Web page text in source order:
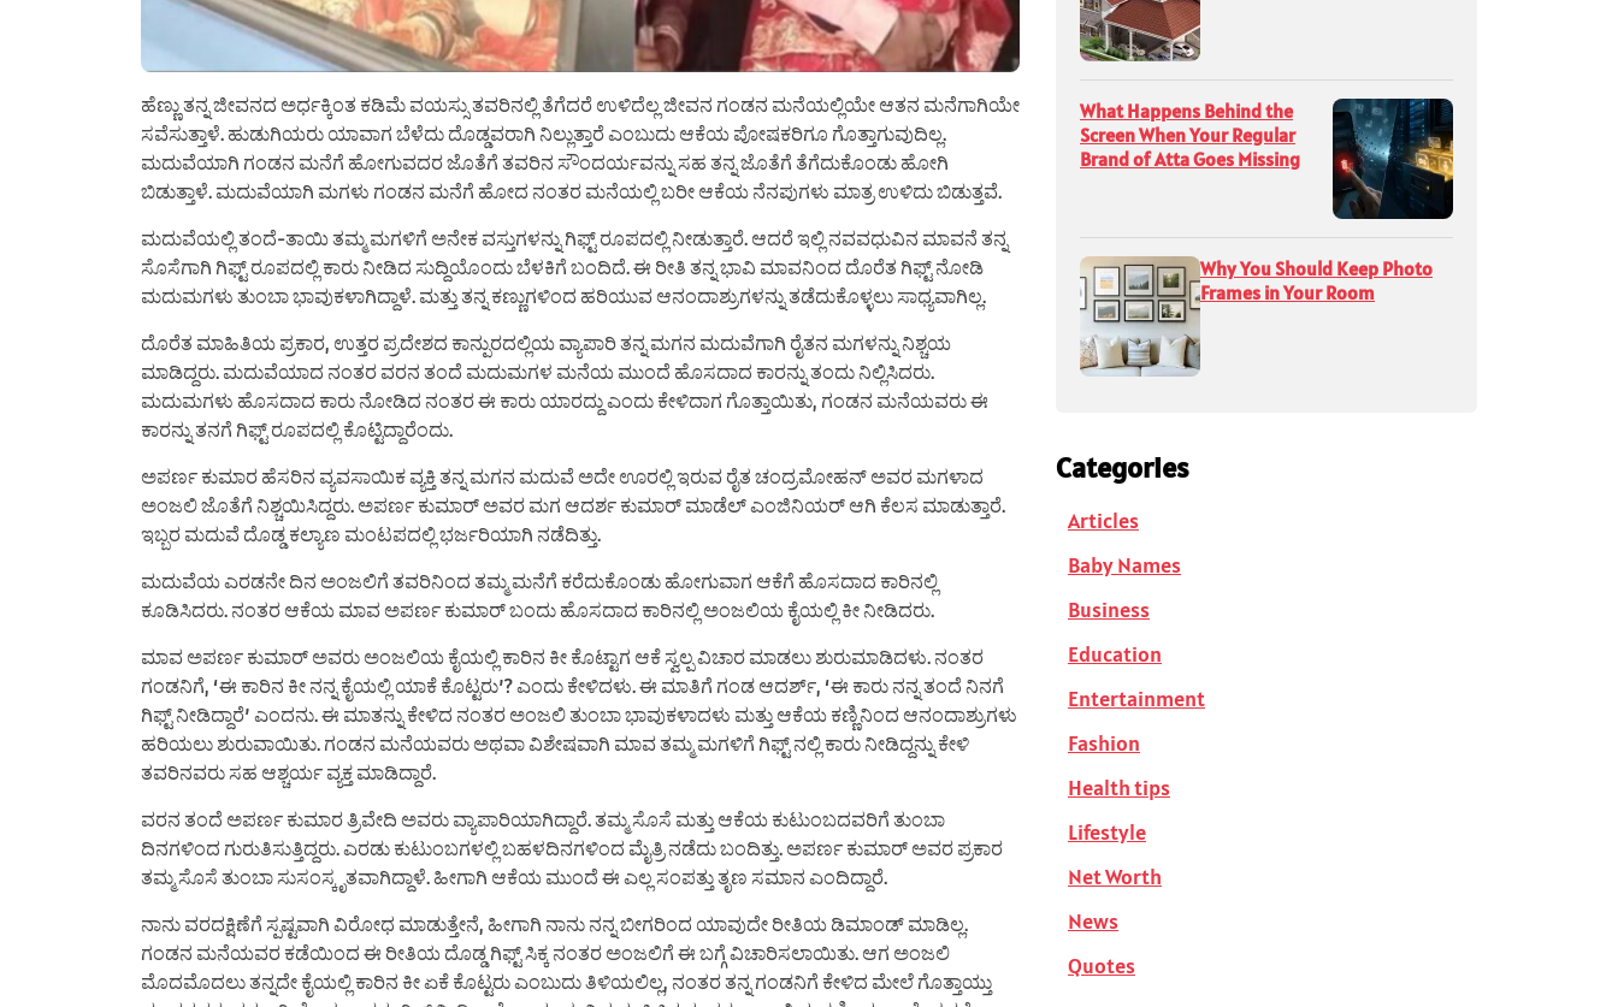
ಹೆಣ್ಣು ತನ್ನ ಜೀವನದ ಅರ್ಧಕ್ಕಿಂತ ಕಡಿಮೆ ವಯಸ್ಸು ತವರಿನಲ್ಲಿ ತೆಗೆದರೆ ಉಳಿದೆಲ್ಲ ಜೀವನ ಗಂಡನ ಮನೆಯಲ್ಲಿಯೇ ಆತನ ಮನೆಗಾಗಿಯೇ
ಸವೆಸುತ್ತಾಳೆ. ಹುಡುಗಿಯರು ಯಾವಾಗ ಬೆಳೆದು ದೊಡ್ಡವರಾಗಿ ನಿಲ್ಲುತ್ತಾರೆ ಎಂಬುದು ಆಕೆಯ ಪೋಷಕರಿಗೂ ಗೊತ್ತಾಗುವುದಿಲ್ಲ.
ಮದುವೆಯಾಗಿ ಗಂಡನ ಮನೆಗೆ ಹೋಗುವದರ ಜೊತೆಗೆ ತವರಿನ ಸೌಂದರ್ಯವನ್ನು ಸಹ ತನ್ನ ಜೊತೆಗೆ ತೆಗೆದುಕೊಂಡು ಹೋಗಿ
ಬಿಡುತ್ತಾಳೆ. ಮದುವೆಯಾಗಿ ಮಗಳು ಗಂಡನ ಮನೆಗೆ ಹೋದ ನಂತರ ಮನೆಯಲ್ಲಿ ಬರೀ ಆಕೆಯ ನೆನಪುಗಳು ಮಾತ್ರ ಉಳಿದು ಬಿಡುತ್ತವೆ.
ಮದುವೆಯಲ್ಲಿ ತಂದೆ-ತಾಯಿ ತಮ್ಮ ಮಗಳಿಗೆ ಅನೇಕ ವಸ್ತುಗಳನ್ನು ಗಿಫ್ಟ್ ರೂಪದಲ್ಲಿ ನೀಡುತ್ತಾರೆ. ಆದರೆ ಇಲ್ಲಿ ನವವಧುವಿನ ಮಾವನೆ ತನ್ನ
ಸೊಸೆಗಾಗಿ ಗಿಫ್ಟ್ ರೂಪದಲ್ಲಿ ಕಾರು ನೀಡಿದ ಸುದ್ದಿಯೊಂದು ಬೆಳಕಿಗೆ ಬಂದಿದೆ. ಈ ರೀತಿ ತನ್ನ ಭಾವಿ ಮಾವನಿಂದ ದೊರೆತ ಗಿಫ್ಟ್ ನೋಡಿ
ಮದುಮಗಳು ತುಂಬಾ ಭಾವುಕಳಾಗಿದ್ದಾಳೆ. ಮತ್ತು ತನ್ನ ಕಣ್ಣುಗಳಿಂದ ಹರಿಯುವ ಆನಂದಾಶ್ರುಗಳನ್ನು ತಡೆದುಕೊಳ್ಳಲು ಸಾಧ್ಯವಾಗಿಲ್ಲ.
ದೊರೆತ ಮಾಹಿತಿಯ ಪ್ರಕಾರ, ಉತ್ತರ ಪ್ರದೇಶದ ಕಾನ್ಪುರದಲ್ಲಿಯ ವ್ಯಾಪಾರಿ ತನ್ನ ಮಗನ ಮದುವೆಗಾಗಿ ರೈತನ ಮಗಳನ್ನು ನಿಶ್ಚಯ
ಮಾಡಿದ್ದರು. ಮದುವೆಯಾದ ನಂತರ ವರನ ತಂದೆ ಮದುಮಗಳ ಮನೆಯ ಮುಂದೆ ಹೊಸದಾದ ಕಾರನ್ನು ತಂದು ನಿಲ್ಲಿಸಿದರು.
ಮದುಮಗಳು ಹೊಸದಾದ ಕಾರು ನೋಡಿದ ನಂತರ ಈ ಕಾರು ಯಾರದ್ದು ಎಂದು ಕೇಳಿದಾಗ ಗೊತ್ತಾಯಿತು, ಗಂಡನ ಮನೆಯವರು ಈ
ಕಾರನ್ನು ತನಗೆ ಗಿಫ್ಟ್ ರೂಪದಲ್ಲಿ ಕೊಟ್ಟಿದ್ದಾರೆಂದು.
ಅಪರ್ಣ ಕುಮಾರ ಹೆಸರಿನ ವ್ಯವಸಾಯಿಕ ವ್ಯಕ್ತಿ ತನ್ನ ಮಗನ ಮದುವೆ ಅದೇ ಊರಲ್ಲಿ ಇರುವ ರೈತ ಚಂದ್ರಮೋಹನ್ ಅವರ ಮಗಳಾದ
ಅಂಜಲಿ ಜೊತೆಗೆ ನಿಶ್ಚಯಿಸಿದ್ದರು. ಅಪರ್ಣ ಕುಮಾರ್ ಅವರ ಮಗ ಆದರ್ಶ ಕುಮಾರ್ ಮಾಡೆಲ್ ಎಂಜಿನಿಯರ್ ಆಗಿ ಕೆಲಸ ಮಾಡುತ್ತಾರೆ.
ಇಬ್ಬರ ಮದುವೆ ದೊಡ್ಡ ಕಲ್ಯಾಣ ಮಂಟಪದಲ್ಲಿ ಭರ್ಜರಿಯಾಗಿ ನಡೆದಿತ್ತು.
ಮದುವೆಯ ಎರಡನೇ ದಿನ ಅಂಜಲಿಗೆ ತವರಿನಿಂದ ತಮ್ಮ ಮನೆಗೆ ಕರೆದುಕೊಂಡು ಹೋಗುವಾಗ ಆಕೆಗೆ ಹೊಸದಾದ ಕಾರಿನಲ್ಲಿ
ಕೂಡಿಸಿದರು. ನಂತರ ಆಕೆಯ ಮಾವ ಅಪರ್ಣ ಕುಮಾರ್ ಬಂದು ಹೊಸದಾದ ಕಾರಿನಲ್ಲಿ ಅಂಜಲಿಯ ಕೈಯಲ್ಲಿ ಕೀ ನೀಡಿದರು.
ಮಾವ ಅಪರ್ಣ ಕುಮಾರ್ ಅವರು ಅಂಜಲಿಯ ಕೈಯಲ್ಲಿ ಕಾರಿನ ಕೀ ಕೊಟ್ಟಾಗ ಆಕೆ ಸ್ವಲ್ಪ ವಿಚಾರ ಮಾಡಲು ಶುರುಮಾಡಿದಳು. ನಂತರ
ಗಂಡನಿಗೆ, ‘ಈ ಕಾರಿನ ಕೀ ನನ್ನ ಕೈಯಲ್ಲಿ ಯಾಕೆ ಕೊಟ್ಟರು’? ಎಂದು ಕೇಳಿದಳು. ಈ ಮಾತಿಗೆ ಗಂಡ ಆದರ್ಶ್, ‘ಈ ಕಾರು ನನ್ನ ತಂದೆ ನಿನಗೆ
ಗಿಫ್ಟ್ ನೀಡಿದ್ದಾರೆ’ ಎಂದನು. ಈ ಮಾತನ್ನು ಕೇಳಿದ ನಂತರ ಅಂಜಲಿ ತುಂಬಾ ಭಾವುಕಳಾದಳು ಮತ್ತು ಆಕೆಯ ಕಣ್ಣಿನಿಂದ ಆನಂದಾಶ್ರುಗಳು
ಹರಿಯಲು ಶುರುವಾಯಿತು. ಗಂಡನ ಮನೆಯವರು ಅಥವಾ ವಿಶೇಷವಾಗಿ ಮಾವ ತಮ್ಮ ಮಗಳಿಗೆ ಗಿಫ್ಟ್ ನಲ್ಲಿ ಕಾರು ನೀಡಿದ್ದನ್ನು ಕೇಳಿ
ತವರಿನವರು ಸಹ ಆಶ್ಚರ್ಯ ವ್ಯಕ್ತ ಮಾಡಿದ್ದಾರೆ.
ವರನ ತಂದೆ ಅಪರ್ಣ ಕುಮಾರ ತ್ರಿವೇದಿ ಅವರು ವ್ಯಾಪಾರಿಯಾಗಿದ್ದಾರೆ. ತಮ್ಮ ಸೊಸೆ ಮತ್ತು ಆಕೆಯ ಕುಟುಂಬದವರಿಗೆ ತುಂಬಾ
ದಿನಗಳಿಂದ ಗುರುತಿಸುತ್ತಿದ್ದರು. ಎರಡು ಕುಟುಂಬಗಳಲ್ಲಿ ಬಹಳದಿನಗಳಿಂದ ಮೈತ್ರಿ ನಡೆದು ಬಂದಿತ್ತು. ಅಪರ್ಣ ಕುಮಾರ್ ಅವರ ಪ್ರಕಾರ
ತಮ್ಮ ಸೊಸೆ ತುಂಬಾ ಸುಸಂಸ್ಕೃತವಾಗಿದ್ದಾಳೆ. ಹೀಗಾಗಿ ಆಕೆಯ ಮುಂದೆ ಈ ಎಲ್ಲ ಸಂಪತ್ತು ತೃಣ ಸಮಾನ ಎಂದಿದ್ದಾರೆ.
ನಾನು ವರದಕ್ಷಿಣೆಗೆ ಸ್ಪಷ್ಟವಾಗಿ ವಿರೋಧ ಮಾಡುತ್ತೇನೆ, ಹೀಗಾಗಿ ನಾನು ನನ್ನ ಬೀಗರಿಂದ ಯಾವುದೇ ರೀತಿಯ ಡಿಮಾಂಡ್ ಮಾಡಿಲ್ಲ.
ಗಂಡನ ಮನೆಯವರ ಕಡೆಯಿಂದ ಈ ರೀತಿಯ ದೊಡ್ಡ ಗಿಫ್ಟ್ ಸಿಕ್ಕ ನಂತರ ಅಂಜಲಿಗೆ ಈ ಬಗ್ಗೆ ವಿಚಾರಿಸಲಾಯಿತು. ಆಗ ಅಂಜಲಿ
ಮೊದಮೊದಲು ತನ್ನದೇ ಕೈಯಲ್ಲಿ ಕಾರಿನ ಕೀ ಏಕೆ ಕೊಟ್ಟರು ಎಂಬುದು ತಿಳಿಯಲಿಲ್ಲ, ನಂತರ ತನ್ನ ಗಂಡನಿಗೆ ಕೇಳಿದ ಮೇಲೆ ಗೊತ್ತಾಯ್ತು
What Happens Behind the
Screen When Your Regular
Brand of Atta Goes Missing
Why You Should Keep Photo
Frames in Your Room
Categories
Articles
Baby Names
Business
Education
Entertainment
Fashion
Health tips
Lifestyle
Net Worth
News
Quotes